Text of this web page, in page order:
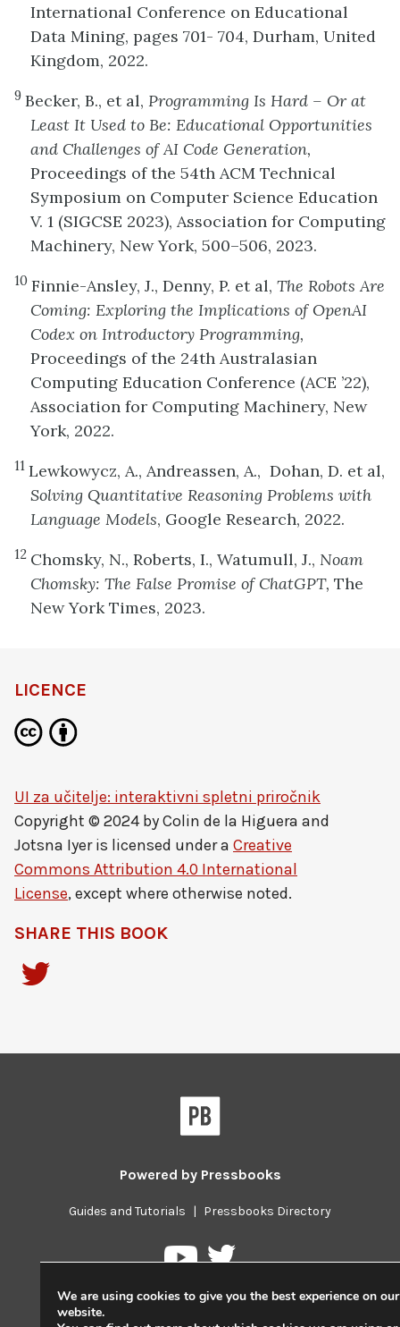
International Conference on Educational
Data Mining, pages 701- 704, Durham, United
Kingdom, 2022.
9 Becker, B., et al, Programming Is Hard – Or at
Least It Used to Be: Educational Opportunities
and Challenges of AI Code Generation,
Proceedings of the 54th ACM Technical
Symposium on Computer Science Education
V. 1 (SIGCSE 2023), Association for Computing
Machinery, New York, 500–506, 2023.
10 Finnie-Ansley, J., Denny, P. et al, The Robots Are
Coming: Exploring the Implications of OpenAI
Codex on Introductory Programming,
Proceedings of the 24th Australasian
Computing Education Conference (ACE ’22),
Association for Computing Machinery, New
York, 2022.
11 Lewkowycz, A., Andreassen, A., Dohan, D. et al,
Solving Quantitative Reasoning Problems with
Language Models, Google Research, 2022.
12 Chomsky, N., Roberts, I., Watumull, J., Noam
Chomsky: The False Promise of ChatGPT, The
New York Times, 2023.
LICENCE
UI za učitelje: interaktivni spletni priročnik
Copyright © 2024 byColin de la Higuera and
Jotsna Iyeris licensed under a Creative
Commons Attribution 4.0 International
License, except where otherwise noted.
SHARE THIS BOOK
Powered by Pressbooks
Guides and Tutorials Pressbooks Directory
Pressbooks
YouTube
Pressbooks
Twitter
We are using cookies to give you the best experience on our
website.